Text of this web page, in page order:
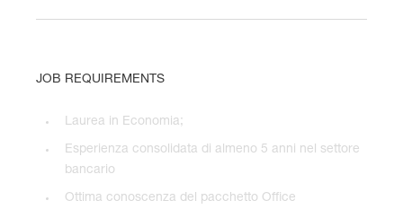
JOB REQUIREMENTS
Laurea in Economia;
Esperienza consolidata di almeno 5 anni nel settore
bancario
Ottima conoscenza del pacchetto Office